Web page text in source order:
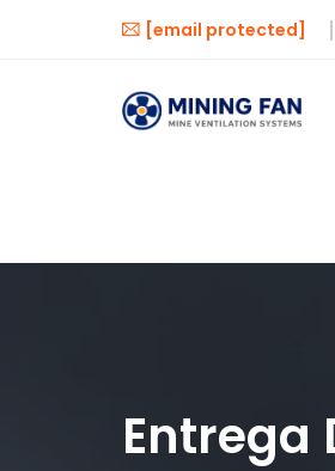
[email protected]
Entrega